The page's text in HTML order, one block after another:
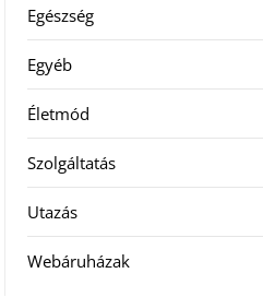
Egészség
Egyéb
Életmód
Szolgáltatás
Utazás
Webáruházak